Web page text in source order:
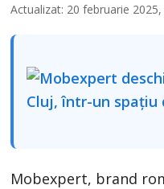
Actualizat: 20 februarie 2025,
Mobexpert, brand